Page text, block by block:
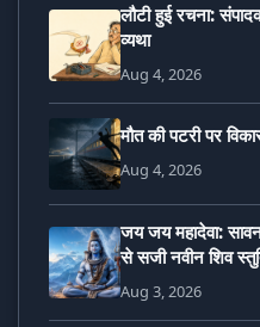
लौटी हुई रचना:
व्यथा
Aug 4, 2026
मौत की पटरी पर
Aug 4, 2026
जय जय महादेवा:
से सजी नवीन शिव
Aug 3, 2026